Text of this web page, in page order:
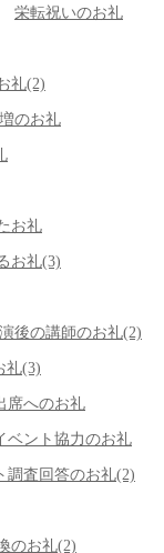
栄転祝いのお礼
礼(2)
のお礼
お礼
お礼(3)
後の講師のお礼(2)
礼(3)
席へのお礼
ベント協力のお礼
調査回答のお礼(2)
のお礼(2)